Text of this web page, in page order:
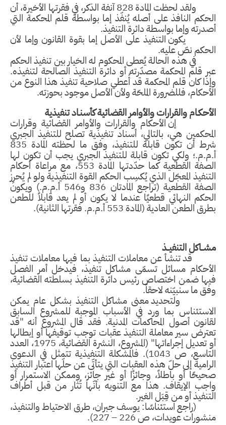
ولقد لحظت المادة 828 آنفة الذكر، في فقرتها الأخيرة، أن
الحكم النافذ على أصله يُنفّذ إما بواسطة قلم المحكمة التي
أصدرته وإما بواسطة دائرة التنفيذ.
يكون التنفيذ على الأصل إما بقوة القانون وإما لأن
الحكم نصّ عليه.
في هذه الحالة يُعطى المحكوم له الخيار بين تنفيذ الحكم
عبر قلم المحكمة مصدّرته أو دائرة التنفيذ الصالحة لتنفيذه.
وإذا كان قلم المحكمة قد أُعطي صلاحية تنفيذ هذا النوع من
الأحكام، فللضرورة الملحّة ولأن الأصل موجود بحوزته.
الأحكـام والقرارات والأوامر القضائية كأسنـاد تنفيذية
إن الأحكام والقرارات والأوامر القضائية وقرارات
المحكمين هي، بالتالي، أسناد تنفيذية تصلح للتنفيذ الجبري
شرط أن تكون قابلة للتنفيذ، وفق ما لحظته المادة 835
أ.م.م.؛ ولكي تكون قابلة للتنفيذ الجبري يجب أن تكون لها
الصفة القطعية كما حدّدتها المادة 553، مع مراعاة أحكام
التنفيذ المعجّل الذي يُكسِب الحكم القوة التنفيذية ولو لم يُحرِز
الصفة القطعية (تراجع المادتان 836 و546 أ.م.م.) ويكون
الحكم النهائي قطعيًا عندما لا يكون أو لم يعد قابلاً للطعن
بطرق الطعن العادية (المادة 553 أ.م.م. فقرتها الثانية).
مشــاكل التنفيــذ
قد تنشأ عن معاملات التنفيذ بما فيها معاملات تنفيذ
الأحكام مسائل تسمّى مشاكل تنفيذ، فيدخل أمر الفصل
فيها ضمن اختصاص رئيس دائرة التنفيذ بسلطته القضائية،
وفق ما سنبيّنه لاحقاً.
ولتحديد معنى مشاكل التنفيذ بشكل عام يمكن
الاستئناس بما ورد في الأسباب الموجبة للمشروع السابق
لقانون أصول المحاكمات المدنية. فقد قال المشروع أنه "قد
تعترض سير معاملة التنفيذ عقبات توجب توقيفها أو إبطالها
أو تعديل إجراءاتها" (المشروع، النشرة القضائية، 1975، العدد
التاسع، ص 1043). فالمشكلة التنفيذية تتمثل في الدعوى
الرامية إلى حلّ هذه العقبات التي يتأتّى عن حلّها اعتبار التنفيذ
صحيحًا أو باطلاً، وجائزًا أو غير جائز، وممكن الاستمرار أو
واجب الإيقاف. هذا مع التنويه بأنّها تُثار من قبل أطراف
التنفيذ أو من قِبَل الغير.
(راجع استئناسًا: يوسف جبران، طرق الاحتياط والتنفيذ،
منشورات عويدات، ص 226 – 227).